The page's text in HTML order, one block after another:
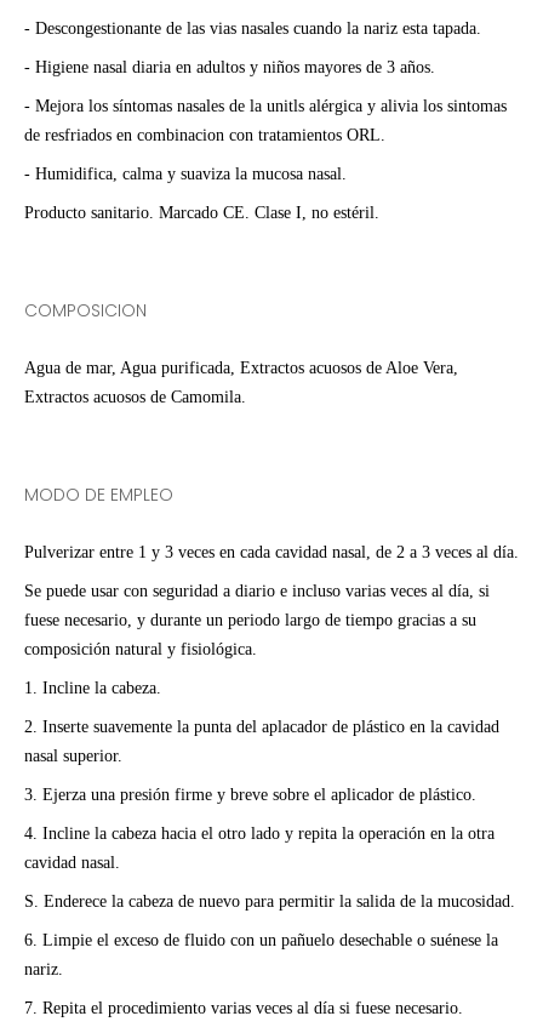
- Descongestionante de las vias nasales cuando la nariz esta tapada.
- Higiene nasal diaria en adultos y niños mayores de 3 años.
- Mejora los síntomas nasales de la unitls alérgica y alivia los sintomas
de resfriados en combinacion con tratamientos ORL.
- Humidifica, calma y suaviza la mucosa nasal.
Producto sanitario. Marcado CE. Clase I, no estéril.
COMPOSICION
Agua de mar, Agua purificada, Extractos acuosos de Aloe Vera,
Extractos acuosos de Camomila.
MODO DE EMPLEO
Pulverizar entre 1 y 3 veces en cada cavidad nasal, de 2 a 3 veces al día.
Se puede usar con seguridad a diario e incluso varias veces al día, si
fuese necesario, y durante un periodo largo de tiempo gracias a su
composición natural y fisiológica.
1. Incline la cabeza.
2. Inserte suavemente la punta del aplacador de plástico en la cavidad
nasal superior.
3. Ejerza una presión firme y breve sobre el aplicador de plástico.
4. Incline la cabeza hacia el otro lado y repita la operación en la otra
cavidad nasal.
S. Enderece la cabeza de nuevo para permitir la salida de la mucosidad.
6. Limpie el exceso de fluido con un pañuelo desechable o suénese la
nariz.
7. Repita el procedimiento varias veces al día si fuese necesario.